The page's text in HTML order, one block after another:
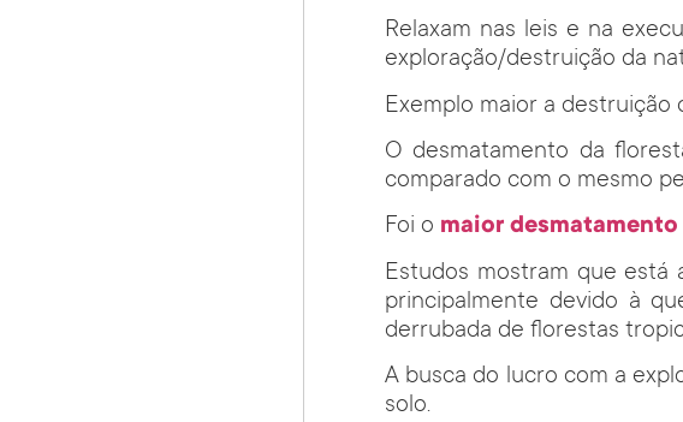
Relaxam nas leis e na
exploração/destruição da
Exemplo maior a destruição
O desmatamento da
comparado com o mesmo
Foi o maior
Estudos mostram que está
principalmente devido à
derrubada de florestas
A busca do lucro com a
solo.